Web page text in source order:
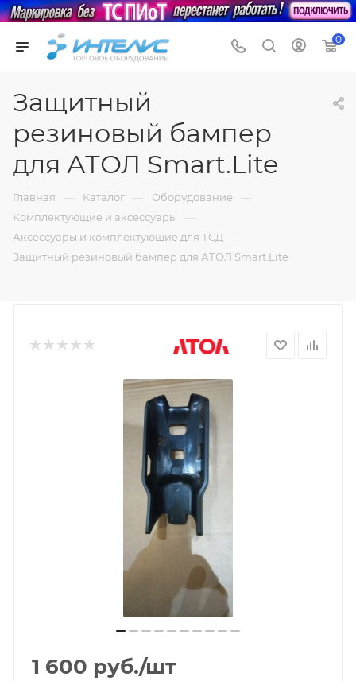
0
Защитный
резиновый бампер
для АТОЛ Smart.Lite
Главная — Каталог — Оборудование —
Комплектующие и аксессуары —
Аксессуары и комплектующие для ТСД —
Защитный резиновый бампер для АТОЛ Smart.Lite
1 600 руб./шт